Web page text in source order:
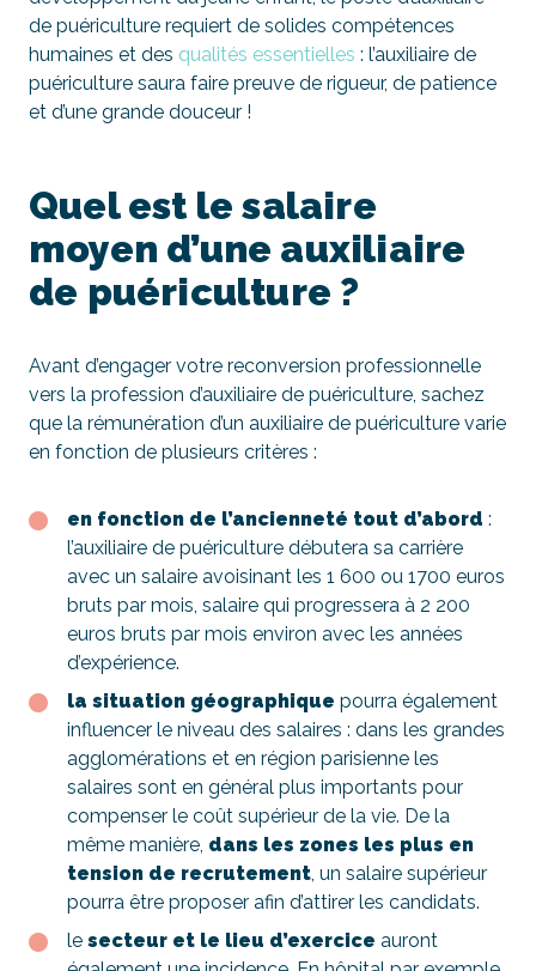
de puériculture requiert de solides compétences
humaines et des qualités essentielles : l’auxiliaire de
puériculture saura faire preuve de rigueur, de patience
et d’une grande douceur !
Quel est le salaire
moyen d’une auxiliaire
de puériculture ?
Avant d’engager votre reconversion professionnelle
vers la profession d’auxiliaire de puériculture, sachez
que la rémunération d’un auxiliaire de puériculture varie
en fonction de plusieurs critères :
en fonction de l’ancienneté tout d’abord :
l’auxiliaire de puériculture débutera sa carrière
avec un salaire avoisinant les 1 600 ou 1700 euros
bruts par mois, salaire qui progressera à 2 200
euros bruts par mois environ avec les années
d’expérience.
la situation géographique pourra également
influencer le niveau des salaires : dans les grandes
agglomérations et en région parisienne les
salaires sont en général plus importants pour
compenser le coût supérieur de la vie. De la
même manière, dans les zones les plus en
tension de recrutement , un salaire supérieur
pourra être proposer afin d’attirer les candidats.
le secteur et le lieu d’exercice auront